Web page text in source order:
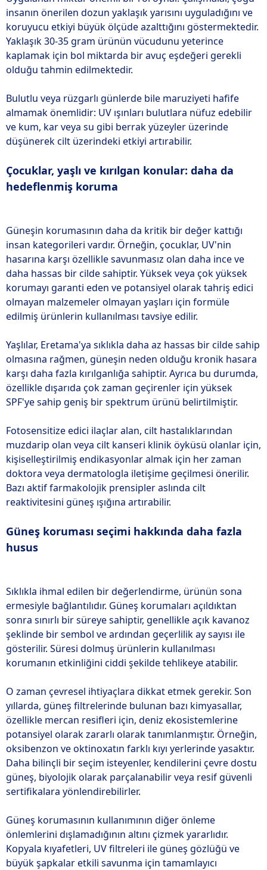
insanın önerilen dozun yaklaşık yarısını uyguladığını ve
koruyucu etkiyi büyük ölçüde azalttığını göstermektedir.
Yaklaşık 30-35 gram ürünün vücudunu yeterince
kaplamak için bol miktarda bir avuç eşdeğeri gerekli
olduğu tahmin edilmektedir.
Bulutlu veya rüzgarlı günlerde bile maruziyeti hafife
almamak önemlidir: UV ışınları bulutlara nüfuz edebilir
ve kum, kar veya su gibi berrak yüzeyler üzerinde
düşünerek cilt üzerindeki etkiyi artırabilir.
Çocuklar, yaşlı ve kırılgan konular: daha da
hedeflenmiş koruma
Güneşin korumasının daha da kritik bir değer kattığı
insan kategorileri vardır. Örneğin, çocuklar, UV'nin
hasarına karşı özellikle savunmasız olan daha ince ve
daha hassas bir cilde sahiptir. Yüksek veya çok yüksek
korumayı garanti eden ve potansiyel olarak tahriş edici
olmayan malzemeler olmayan yaşları için formüle
edilmiş ürünlerin kullanılması tavsiye edilir.
Yaşlılar, Eretama'ya sıklıkla daha az hassas bir cilde sahip
olmasına rağmen, güneşin neden olduğu kronik hasara
karşı daha fazla kırılganlığa sahiptir. Ayrıca bu durumda,
özellikle dışarıda çok zaman geçirenler için yüksek
SPF'ye sahip geniş bir spektrum ürünü belirtilmiştir.
Fotosensitize edici ilaçlar alan, cilt hastalıklarından
muzdarip olan veya cilt kanseri klinik öyküsü olanlar için,
kişiselleştirilmiş endikasyonlar almak için her zaman
doktora veya dermatologla iletişime geçilmesi önerilir.
Bazı aktif farmakolojik prensipler aslında cilt
reaktivitesini güneş ışığına artırabilir.
Güneş koruması seçimi hakkında daha fazla
husus
Sıklıkla ihmal edilen bir değerlendirme, ürünün sona
ermesiyle bağlantılıdır. Güneş korumaları açıldıktan
sonra sınırlı bir süreye sahiptir, genellikle açık kavanoz
şeklinde bir sembol ve ardından geçerlilik ay sayısı ile
gösterilir. Süresi dolmuş ürünlerin kullanılması
korumanın etkinliğini ciddi şekilde tehlikeye atabilir.
O zaman çevresel ihtiyaçlara dikkat etmek gerekir. Son
yıllarda, güneş filtrelerinde bulunan bazı kimyasallar,
özellikle mercan resifleri için, deniz ekosistemlerine
potansiyel olarak zararlı olarak tanımlanmıştır. Örneğin,
oksibenzon ve oktinoxatın farklı kıyı yerlerinde yasaktır.
Daha bilinçli bir seçim isteyenler, kendilerini çevre dostu
güneş, biyolojik olarak parçalanabilir veya resif güvenli
sertifikalara yönlendirebilirler.
Güneş korumasının kullanımının diğer önleme
önlemlerini dışlamadığının altını çizmek yararlıdır.
Kopyala kıyafetleri, UV filtreleri ile güneş gözlüğü ve
büyük şapkalar etkili savunma için tamamlayıcı